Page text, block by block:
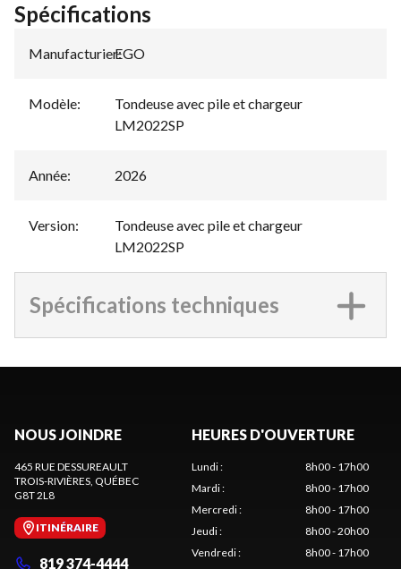
Spécifications
Manufacturier:
EGO
Modèle:
Tondeuse avec pile et chargeur
LM2022SP
Année: 2026
Version:
Tondeuse avec pile et chargeur
LM2022SP
Spécifications techniques
NOUS JOINDRE
465 RUE DESSUREAULT
TROIS-RIVIÈRES, QUÉBEC
G8T 2L8
ITINÉRAIRE
819 374-4444
HEURES D'OUVERTURE
Lundi:
8h00 - 17h00
Mardi:
8h00 - 17h00
Mercredi:
8h00 - 17h00
Jeudi:
8h00 - 20h00
Vendredi:
8h00 - 17h00